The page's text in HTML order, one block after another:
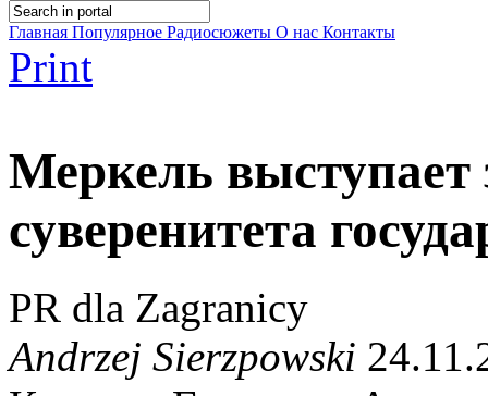
Главная Популярное Радиосюжеты О нас Контакты
Print
Меркель выступает
суверенитета
PR dla Zagranicy
Andrzej Sierzpowski